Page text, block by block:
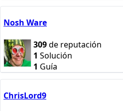
Nosh Ware
309de reputación
1 Solución
1 Guía
ChrisLord9